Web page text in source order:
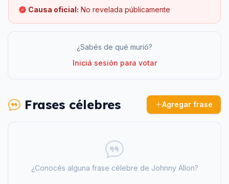
Causa oficial: No revelada públicamente
¿Sabés de qué murió?
Iniciá sesión para votar
Frases célebres Agregar frase
¿Conocés alguna frase célebre de Johnny Allon?